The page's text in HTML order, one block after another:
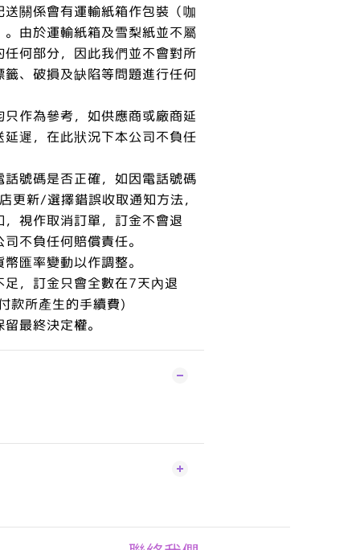
關係會有運輸紙箱作包裝（咖
由於運輸紙箱及雪梨紙並不屬
何部分，因此我們並不會對所
、破損及缺陷等問題進行任何
作為參考，如供應商或廠商延
遲，在此狀況下本公司不負任
號碼是否正確，如因電話號碼
更新/選擇錯誤收取通知方法，
視作取消訂單，訂金不會退
不負任何賠償責任。
匯率變動以作調整。
，訂金只會全數在7天內退
款所產生的手續費)
最終決定權。